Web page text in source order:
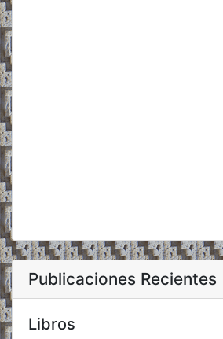
Publicaciones Recientes
Libros